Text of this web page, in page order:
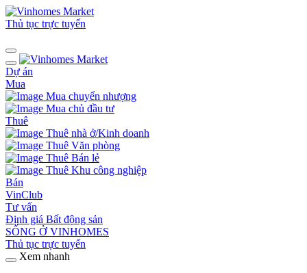
Thủ tục trực tuyến
Dự án
Mua
Mua chuyển nhượng
Mua chủ đầu tư
Thuê
Thuê nhà ở/Kinh doanh
Thuê Văn phòng
Thuê Bán lẻ
Thuê Khu công nghiệp
Bán
VinClub
Tư vấn
Định giá Bất động sản
SỐNG Ở VINHOMES
Thủ tục trực tuyến
Xem nhanh